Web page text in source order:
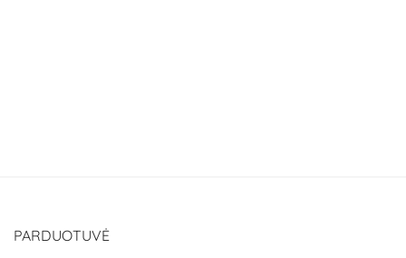
PARDUOTUVĖ